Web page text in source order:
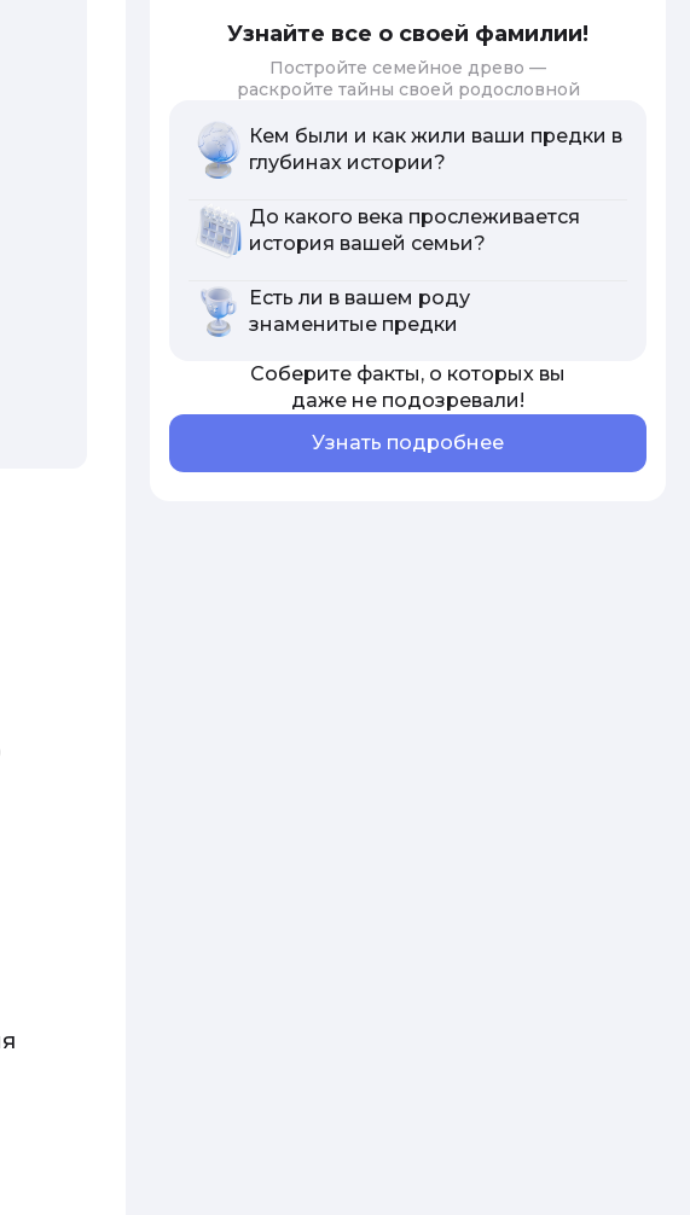
Узнайте все о своей фамилии!
Постройте семейное древо —
раскройте тайны своей родословной
Кем были и как жили ваши предки в
глубинах истории?
До какого века прослеживается
история вашей семьи?
Есть ли в вашем роду
знаменитые предки
Соберите факты, о которых вы
даже не подозревали!
Узнать подробнее